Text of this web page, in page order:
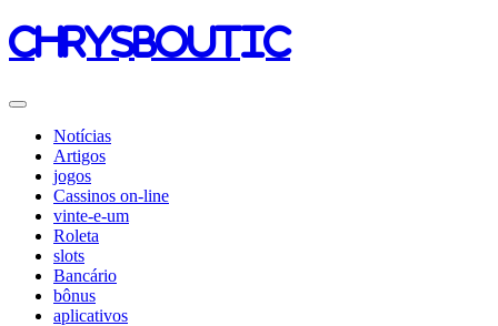
chrysboutic
Notícias
Artigos
jogos
Cassinos on-line
vinte-e-um
Roleta
slots
Bancário
bônus
aplicativos